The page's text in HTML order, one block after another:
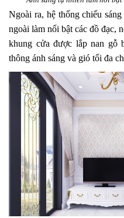
Ngoài ra, hệ thống chiếu
ngoài làm nổi bật các đồ đạc,
khung cửa được lắp nan gỗ
thông ánh sáng và gió tối đa